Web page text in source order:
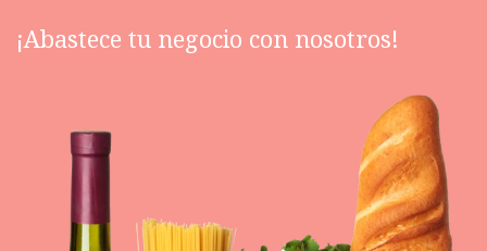
¡Abastece tu negocio con nosotros!